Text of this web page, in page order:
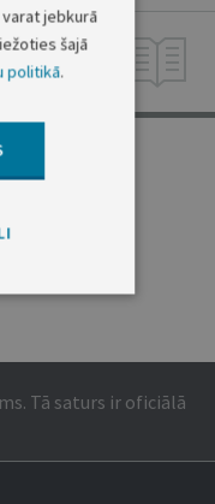
Tā saturs ir oficiālā
jebkurā
šajā
politikā.